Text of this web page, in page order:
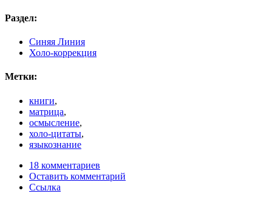
Раздел:
Синяя Линия
Холо-коррекция
Метки:
книги,
матрица,
осмысление,
холо-цитаты,
языкознание
18 комментариев
Оставить комментарий
Ссылка